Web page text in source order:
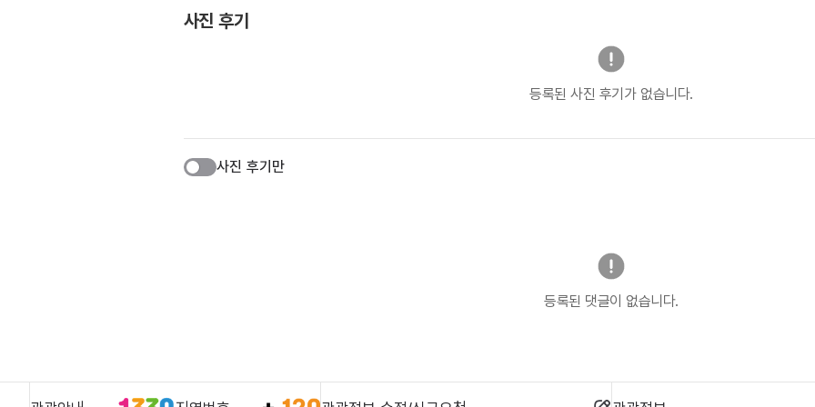
사진 후기
등록된 사진 후기가 없습니다.
사진 후기만
등록된 댓글이 없습니다.